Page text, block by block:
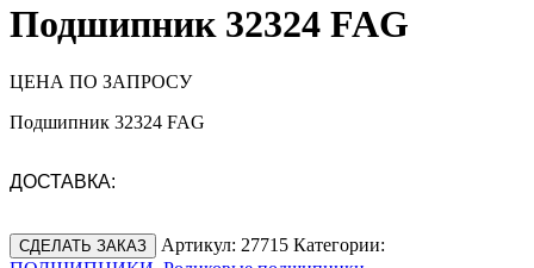
Подшипник 32324 FAG
ЦЕНА ПО ЗАПРОСУ
Подшипник 32324 FAG
ДОСТАВКА:
СДЕЛАТЬ ЗАКАЗ Артикул: 27715 Категории: